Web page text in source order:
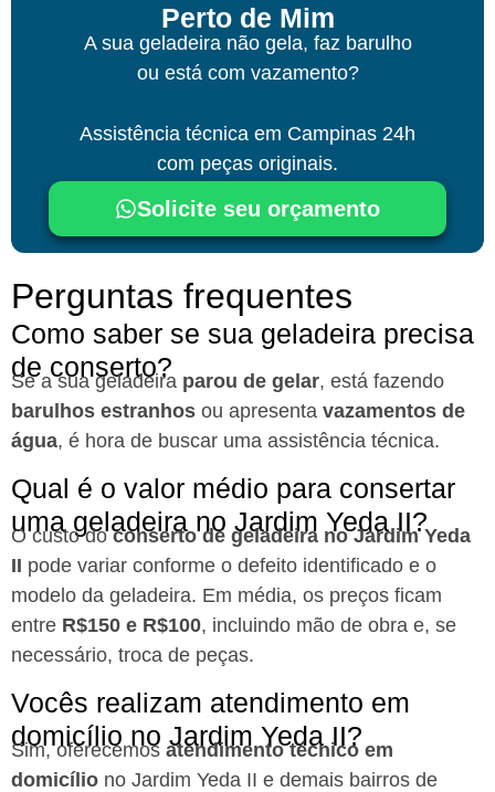
Perto de Mim
A sua geladeira não gela, faz barulho
ou está com vazamento?
Assistência técnica em Campinas 24h
com peças originais.
Solicite seu orçamento
Perguntas frequentes
Como saber se sua geladeira precisa
de conserto?
Se a sua geladeira parou de gelar, está fazendo
barulhos estranhos ou apresenta vazamentos de
água, é hora de buscar uma assistência técnica.
Qual é o valor médio para consertar
uma geladeira no Jardim Yeda II?
O custo doconserto de geladeira no Jardim Yeda
II pode variar conforme o defeito identificado e o
modelo da geladeira. Em média, os preços ficam
entre R$150 e R$100, incluindo mão de obra e, se
necessário, troca de peças.
Vocês realizam atendimento em
domicílio no Jardim Yeda II?
Sim, oferecemos atendimento técnico em
domicílio no Jardim Yeda II e demais bairros de